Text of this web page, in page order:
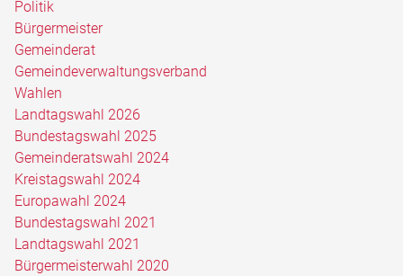
Politik
Bürgermeister
Gemeinderat
Gemeindeverwaltungsverband
Wahlen
Landtagswahl 2026
Bundestagswahl 2025
Gemeinderatswahl 2024
Kreistagswahl 2024
Europawahl 2024
Bundestagswahl 2021
Landtagswahl 2021
Bürgermeisterwahl 2020